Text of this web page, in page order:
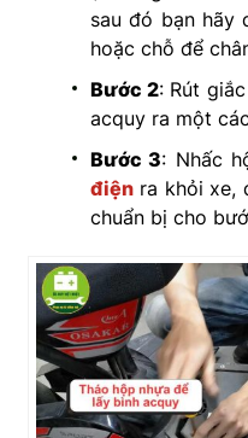
sau đó bạn hãy
hoặc chỗ để
Bước 2: Rút
acquy ra một
Bước 3: Nhấc
điện ra khỏi xe,
chuẩn bị cho